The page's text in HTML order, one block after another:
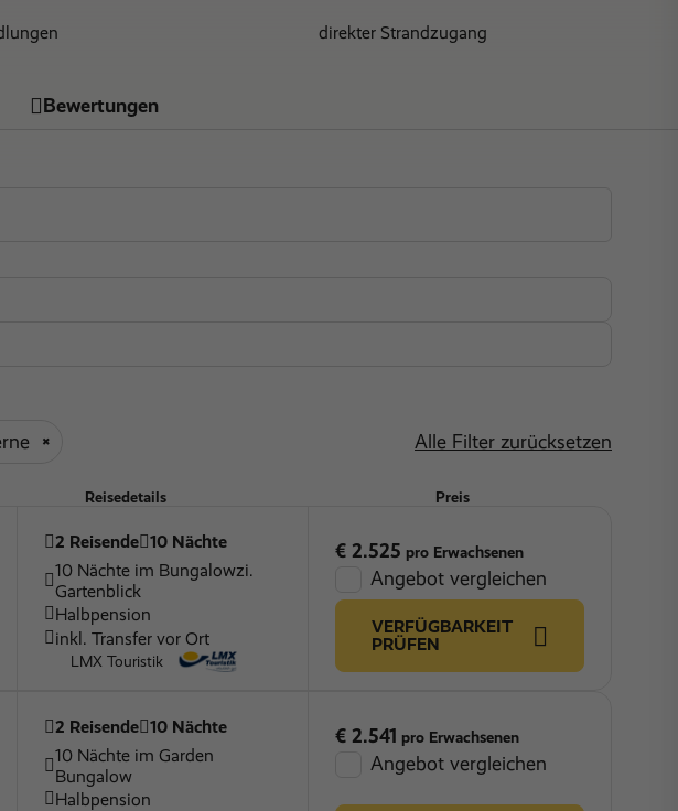
direkter Strandzugang
Bewertungen
Alle Filter zurücksetzen
Reisedetails Preis
2 Reisende 10 Nächte
10 Nächte im Bungalowzi.
Gartenblick
Halbpension
inkl. Transfer vor Ort
LMX Touristik
€ 2.525 pro Erwachsenen
Angebot vergleichen
VERFÜGBARKEIT
PRÜFEN
2 Reisende 10 Nächte
10 Nächte im Garden
Bungalow
Halbpension
€ 2.541 pro Erwachsenen
Angebot vergleichen